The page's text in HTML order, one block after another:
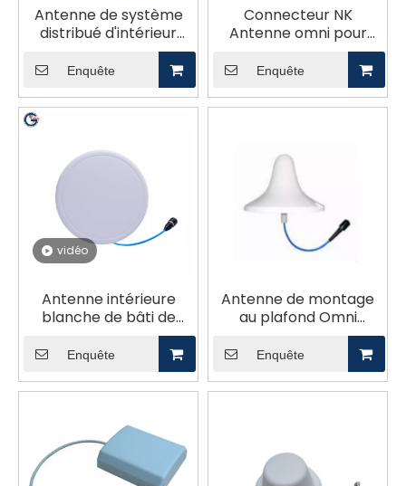
Antenne de système
distribué d'intérieur
Antenne de plafond
omni 4dBi 5G GL-
Enquête
Connecteur NK
Antenne omni pour
montage au plafond
pour usage intérieur
Enquête
vidéo
Antenne intérieure
blanche de bâti de
plafond d'Omni de
connecteur femelle
d'intérieur 5G/LTE N
GL6040V3
Enquête
Antenne de montage
au plafond Omni
multibande pour
intérieur GL38600V2-
CJ
Enquête